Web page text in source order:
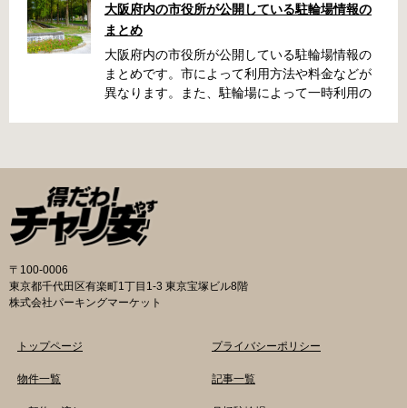
い、なんてことになってしまうかも知れませ
ん。そんな時に役立つ情報をまとめました。事
前に確認しておきましょう。 守口市で撤去され
た場合 放置自転車大日保管所 住所 守口市大日
町4丁目281の3番地 電話 06-6902-2340（業務
還料 2,500円 自転車の鍵 身分証明証 守口市HP
はこちら 堺市で撤去された場合 三国ヶ丘自転車
保管返還所 住所 堺区向陵東町1丁12-15 電話 三
国ヶ丘自転車保管返還所 最寄駅 南海高野線百舌
鳥八幡駅東出口 徒歩5分 返還の際に必要な書
堺市HPはこちら 吹田市で撤去された場合 片山
保管所 住所 吹田市片山町1丁目22番 電話 06-
還の際に必要な書類 返還料 3,000円 自転車の鍵
大阪府内の市役所が公開している駐輪場情報の
まとめ
大阪府内の市役所が公開している駐輪場情報の
まとめです。市によって利用方法や料金などが
異なります。また、駐輪場によって一時利用の
自転車駐輪場 利用方法 利用登録申請書の提出
利用登録申請書を窓口に提出ではなく、Web上
での利用登録になります。 利用料金 登録手数料
不要です。 定期利用料金 西三荘駅駐輪センター
屋根あり 一般：2,100円／月 屋根あり 障害者：
般：2,000円／月 屋根あり 学生：1,800円／月
屋根あり 障害者：1,000円／月 各駐輪場で定期
管理会社にお問い合わせください。 一時利用料
す。 守口市HPはこちら 堺市の自転車駐輪場 利
〒100-0006
東京都千代田区有楽町1丁目1-3 東京宝塚ビル8階
株式会社パーキングマーケット
トップページ
物件一覧
プライバシーポリシー
記事一覧